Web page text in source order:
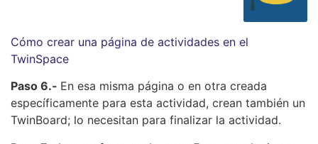
Cómo crear una página de actividades en el
TwinSpace
Paso 6.- En esa misma página o en otra creada
específicamente para esta actividad, crean también un
TwinBoard; lo necesitan para finalizar la actividad.